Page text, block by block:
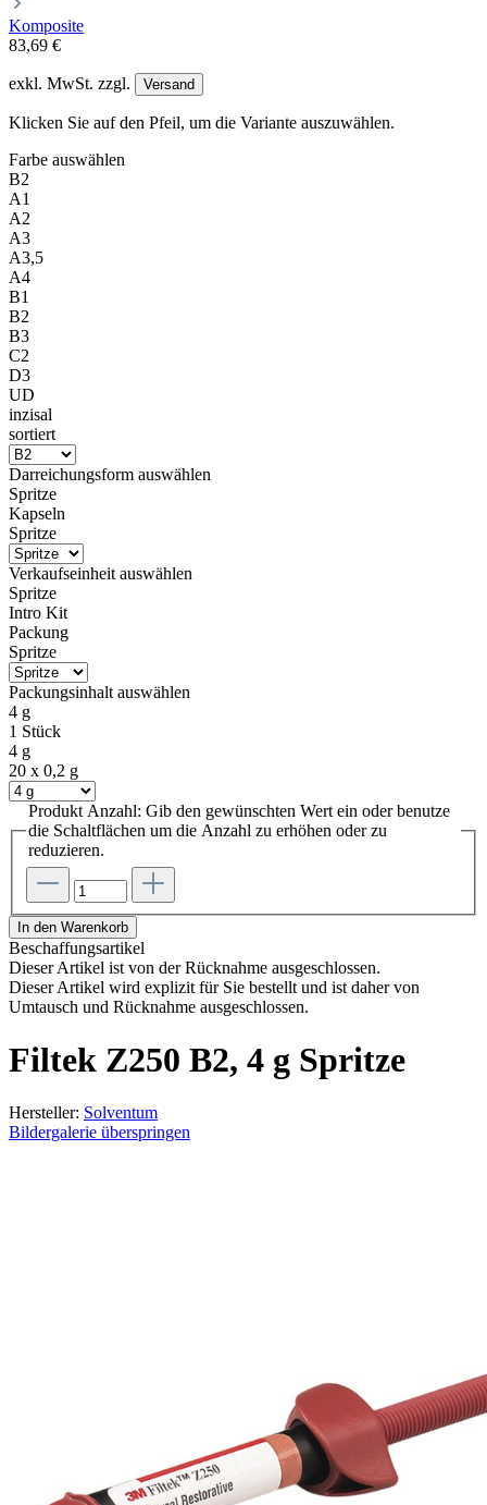
Komposite
83,69 €
exkl. MwSt. zzgl. Versand
Klicken Sie auf den Pfeil, um die Variante auszuwählen.
Farbe auswählen
B2
A1
A2
A3
A3,5
A4
B1
B2
B3
C2
D3
UD
inzisal
sortiert
Darreichungsform auswählen
Spritze
Kapseln
Spritze
Verkaufseinheit auswählen
Spritze
Intro Kit
Packung
Spritze
Packungsinhalt auswählen
4 g
1 Stück
4 g
20 x 0,2 g
Produkt Anzahl: Gib den gewünschten Wert ein oder benutze
die Schaltflächen um die Anzahl zu erhöhen oder zu
reduzieren.
In den Warenkorb
Beschaffungsartikel
Dieser Artikel ist von der Rücknahme ausgeschlossen.
Dieser Artikel wird explizit für Sie bestellt und ist daher von
Umtausch und Rücknahme ausgeschlossen.
Filtek Z250 B2, 4 g Spritze
Hersteller: Solventum
Bildergalerie überspringen